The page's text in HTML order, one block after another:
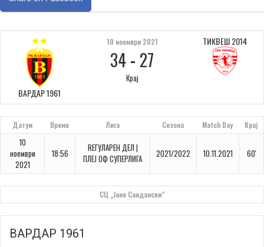
ВАРДАР 1961
ТИКВЕШ 2014
10 ноември 2021
34- 27
Крај
Датум Време Лига Сезона Match Day Крај
10
ноември
2021
18:56
REГУЛАРЕН ДЕЛ |
ПЛЕЈ ОФ СУПЕРЛИГА
2021/2022 10.11.2021 60'
СЦ „Јане Сандански“
ВАРДАР 1961